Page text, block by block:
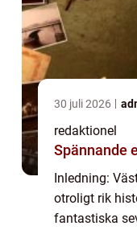
30 juli 2026
redaktionel
Spännande
Inledning:
otroligt rik
fantastiska